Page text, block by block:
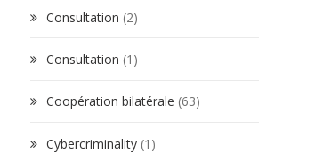
Consultation (2)
Consultation (1)
Coopération bilatérale (63)
Cybercriminality(1)